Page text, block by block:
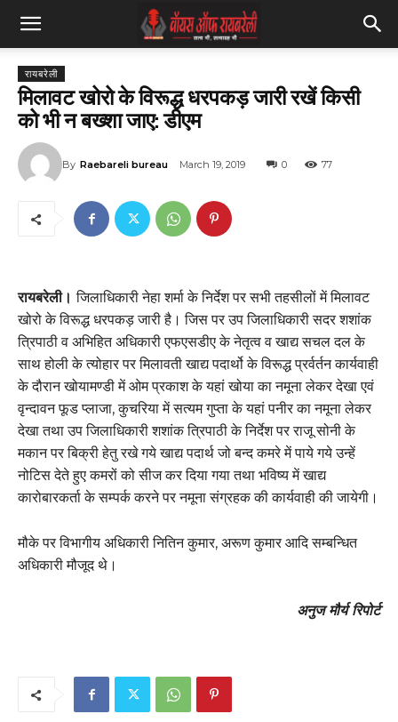
रायबरेली
मिलावट खोरो के विरूद्ध धरपकड़ जारी रखें किसी
को भी न बख्शा जाए: डीएम
By Raebareli bureau March 19, 2019 0 77
रायबरेली।जिलाधिकारी नेहा शर्मा के निर्देश पर सभी तहसीलों में मिलावट
खोरो के विरूद्ध धरपकड़ जारी है। जिस पर उप जिलाधिकारी सदर शशांक
त्रिपाठी व अभिहित अधिकारी एफएसडीए के नेतृत्व व खाद्य सचल दल के
साथ होली के त्योहार पर मिलावती खाद्य पदार्थो के विरूद्ध प्रर्वर्तन कार्यवाही
के दौरान खोयामण्डी में ओम प्रकाश के यहां खोया का नमूना लेकर देखा एवं
वृन्दावन फूड प्लाजा, कुचरिया में सत्यम गुप्ता के यहां पनीर का नमूना लेकर
देखा तथा उप जिलाधिकारी शशांक त्रिपाठी के निर्देश पर राजू सोनी के
मकान पर बिक्री हेतु रखे गये खाद्य पदार्थ जो बन्द कमरे में पाये गये उन्हें
नोटिस देते हुए कमरों को सीज कर दिया गया तथा भविष्य में खाद्य
कारोबारकर्ता के सम्पर्क करने पर नमूना संग्रहक की कार्यवाही की जायेगी।
मौके पर विभागीय अधिकारी नितिन कुमार, अरूण कुमार आदि सम्बन्धित
अधिकारी मौजूद थे।
अनुज मौर्य रिपोर्ट